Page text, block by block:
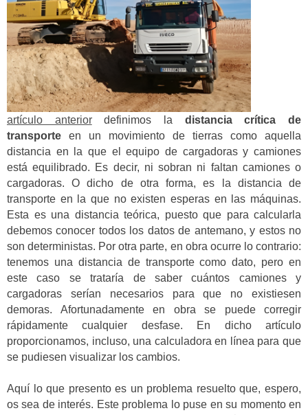
artículo anteriordefinimos la distancia crítica de
transporte en un movimiento de tierras como aquella
distancia en la que el equipo de cargadoras y camiones
está equilibrado. Es decir, ni sobran ni faltan camiones o
cargadoras. O dicho de otra forma, es la distancia de
transporte en la que no existen esperas en las máquinas.
Esta es una distancia teórica, puesto que para calcularla
debemos conocer todos los datos de antemano, y estos no
son deterministas. Por otra parte, en obra ocurre lo contrario:
tenemos una distancia de transporte como dato, pero en
este caso se trataría de saber cuántos camiones y
cargadoras serían necesarios para que no existiesen
demoras. Afortunadamente en obra se puede corregir
rápidamente cualquier desfase. En dicho artículo
proporcionamos, incluso, una calculadora en línea para que
se pudiesen visualizar los cambios.
Aquí lo que presento es un problema resuelto que, espero,
os sea de interés. Este problema lo puse en su momento en